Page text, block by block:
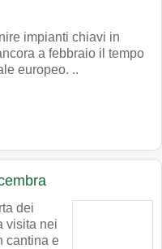
impianti chiavi in
a febbraio il tempo
europeo. ..
dei
visita nei
cantina e